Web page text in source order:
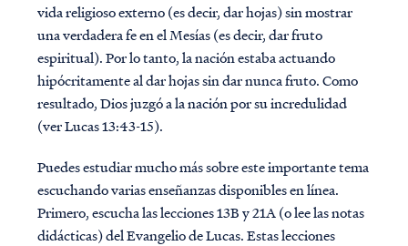
vida religioso externo (es decir, dar hojas) sin mostrar
una verdadera fe en el Mesías (es decir, dar fruto
espiritual). Por lo tanto, la nación estaba actuando
hipócritamente al dar hojas sin dar nunca fruto. Como
resultado, Dios juzgó a la nación por su incredulidad
(ver Lucas 13:43-15).
Puedes estudiar mucho más sobre este importante tema
escuchando varias enseñanzas disponibles en línea.
Primero, escucha las lecciones 13B y 21A (o lee las notas
didácticas) del Evangelio de Lucas. Estas lecciones